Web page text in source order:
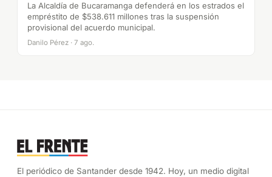
La Alcaldía de Bucaramanga defenderá en los estrados el
empréstito de $538.611 millones tras la suspensión
provisional del acuerdo municipal.
Danilo Pérez · 7 ago.
El periódico de Santander desde 1942. Hoy, un medio digital